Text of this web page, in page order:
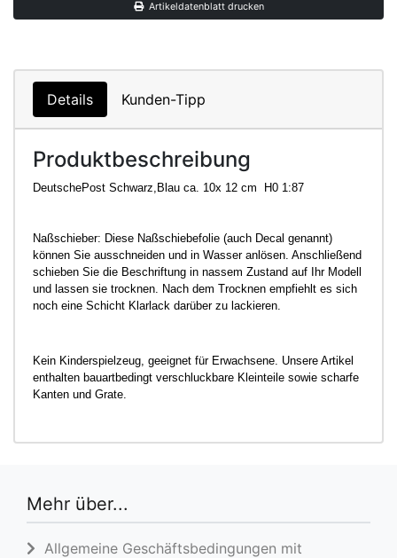
Artikeldatenblatt drucken
Details Kunden-Tipp
Produktbeschreibung
DeutschePost Schwarz,Blau ca. 10x 12 cm H0 1:87
Naßschieber: Diese Naßschiebefolie (auch Decal genannt)
können Sie ausschneiden und in Wasser anlösen. Anschließend
schieben Sie die Beschriftung in nassem Zustand auf Ihr Modell
und lassen sie trocknen. Nach dem Trocknen empfiehlt es sich
noch eine Schicht Klarlack darüber zu lackieren.
Kein Kinderspielzeug, geeignet für Erwachsene. Unsere Artikel
enthalten bauartbedingt verschluckbare Kleinteile sowie scharfe
Kanten und Grate.
Mehr über...
Allgemeine Geschäftsbedingungen mit